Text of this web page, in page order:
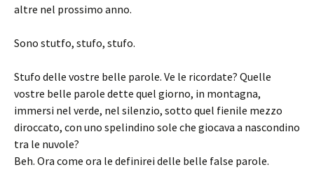
altre nel prossimo anno.
Sono stutfo, stufo, stufo.
Stufo delle vostre belle parole. Ve le ricordate? Quelle
vostre belle parole dette quel giorno, in montagna,
immersi nel verde, nel silenzio, sotto quel fienile mezzo
diroccato, con uno spelindino sole che giocava a nascondino
tra le nuvole?
Beh. Ora come ora le definirei delle belle false parole.